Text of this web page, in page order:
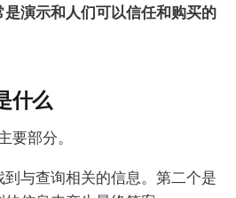
演示和人们可以信任和购买的
什么
要部分。
到与查询相关的信息。第二个是